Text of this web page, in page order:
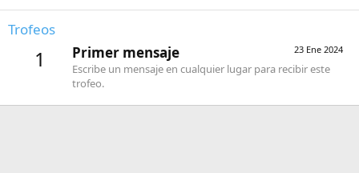
Trofeos
1 23 Ene 2024
Primer mensaje
Escribe un mensaje en cualquier lugar para recibir este
trofeo.